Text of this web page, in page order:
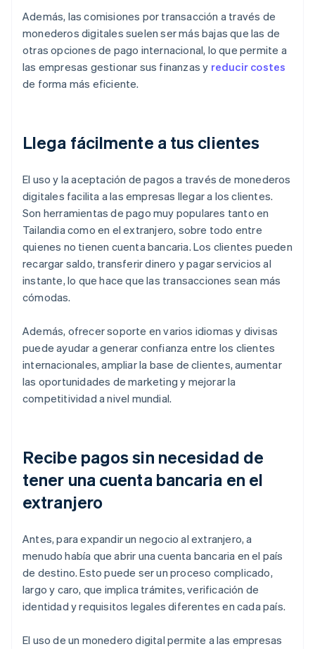
Además, las comisiones por transacción a través de
monederos digitales suelen ser más bajas que las de
otras opciones de pago internacional, lo que permite a
las empresas gestionar sus finanzas y reducir costes
de forma más eficiente.
Llega fácilmente a tus clientes
El uso y la aceptación de pagos a través de monederos
digitales facilita a las empresas llegar a los clientes.
Son herramientas de pago muy populares tanto en
Tailandia como en el extranjero, sobre todo entre
quienes no tienen cuenta bancaria. Los clientes pueden
recargar saldo, transferir dinero y pagar servicios al
instante, lo que hace que las transacciones sean más
cómodas.
Además, ofrecer soporte en varios idiomas y divisas
puede ayudar a generar confianza entre los clientes
internacionales, ampliar la base de clientes, aumentar
las oportunidades de marketing y mejorar la
competitividad a nivel mundial.
Recibe pagos sin necesidad de
tener una cuenta bancaria en el
extranjero
Antes, para expandir un negocio al extranjero, a
menudo había que abrir una cuenta bancaria en el país
de destino. Esto puede ser un proceso complicado,
largo y caro, que implica trámites, verificación de
identidad y requisitos legales diferentes en cada país.
El uso de un monedero digital permite a las empresas